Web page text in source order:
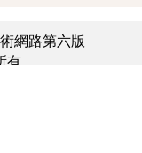
網路第六版
有